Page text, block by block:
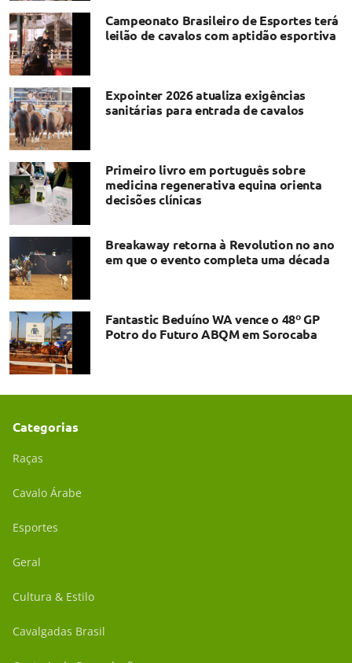
Campeonato Brasileiro de Esportes terá
leilão de cavalos com aptidão esportiva
Expointer 2026 atualiza exigências
sanitárias para entrada de cavalos
Primeiro livro em português sobre
medicina regenerativa equina orienta
decisões clínicas
Breakaway retorna à Revolution no ano
em que o evento completa uma década
Fantastic Beduíno WA vence o 48º GP
Potro do Futuro ABQM em Sorocaba
Categorias
Raças
Cavalo Árabe
Esportes
Geral
Cultura & Estilo
Cavalgadas Brasil